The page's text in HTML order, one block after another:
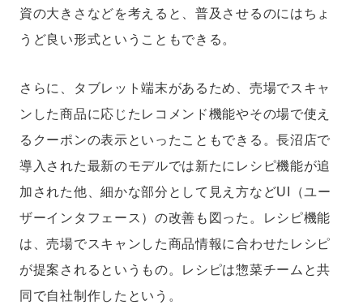
資の大きさなどを考えると、普及させるのにはちょ
うど良い形式ということもできる。
さらに、タブレット端末があるため、売場でスキャ
ンした商品に応じたレコメンド機能やその場で使え
るクーポンの表示といったこともできる。長沼店で
導入された最新のモデルでは新たにレシピ機能が追
加された他、細かな部分として見え方などUI（ユー
ザーインタフェース）の改善も図った。レシピ機能
は、売場でスキャンした商品情報に合わせたレシピ
が提案されるというもの。レシピは惣菜チームと共
同で自社制作したという。